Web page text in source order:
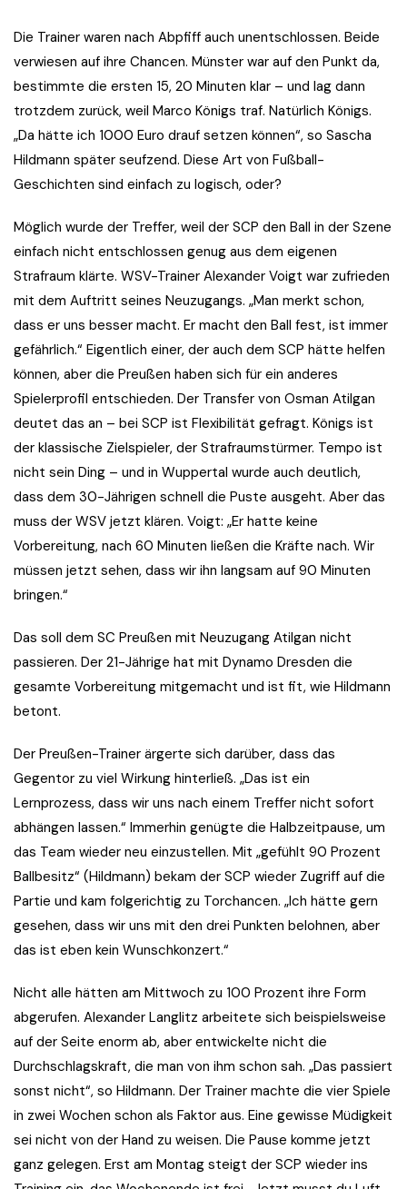
Die Trainer waren nach Abpfiff auch unentschlossen. Beide
verwiesen auf ihre Chancen. Münster war auf den Punkt da,
bestimmte die ersten 15, 20 Minuten klar – und lag dann
trotzdem zurück, weil Marco Königs traf. Natürlich Königs.
„Da hätte ich 1000 Euro drauf setzen können“, so Sascha
Hildmann später seufzend. Diese Art von Fußball-
Geschichten sind einfach zu logisch, oder?
Möglich wurde der Treffer, weil der SCP den Ball in der Szene
einfach nicht entschlossen genug aus dem eigenen
Strafraum klärte. WSV-Trainer Alexander Voigt war zufrieden
mit dem Auftritt seines Neuzugangs. „Man merkt schon,
dass er uns besser macht. Er macht den Ball fest, ist immer
gefährlich.“ Eigentlich einer, der auch dem SCP hätte helfen
können, aber die Preußen haben sich für ein anderes
Spielerprofil entschieden. Der Transfer von Osman Atilgan
deutet das an – bei SCP ist Flexibilität gefragt. Königs ist
der klassische Zielspieler, der Strafraumstürmer. Tempo ist
nicht sein Ding – und in Wuppertal wurde auch deutlich,
dass dem 30-Jährigen schnell die Puste ausgeht. Aber das
muss der WSV jetzt klären. Voigt: „Er hatte keine
Vorbereitung, nach 60 Minuten ließen die Kräfte nach. Wir
müssen jetzt sehen, dass wir ihn langsam auf 90 Minuten
bringen.“
Das soll dem SC Preußen mit Neuzugang Atilgan nicht
passieren. Der 21-Jährige hat mit Dynamo Dresden die
gesamte Vorbereitung mitgemacht und ist fit, wie Hildmann
betont.
Der Preußen-Trainer ärgerte sich darüber, dass das
Gegentor zu viel Wirkung hinterließ. „Das ist ein
Lernprozess, dass wir uns nach einem Treffer nicht sofort
abhängen lassen.“ Immerhin genügte die Halbzeitpause, um
das Team wieder neu einzustellen. Mit „gefühlt 90 Prozent
Ballbesitz“ (Hildmann) bekam der SCP wieder Zugriff auf die
Partie und kam folgerichtig zu Torchancen. „Ich hätte gern
gesehen, dass wir uns mit den drei Punkten belohnen, aber
das ist eben kein Wunschkonzert.“
Nicht alle hätten am Mittwoch zu 100 Prozent ihre Form
abgerufen. Alexander Langlitz arbeitete sich beispielsweise
auf der Seite enorm ab, aber entwickelte nicht die
Durchschlagskraft, die man von ihm schon sah. „Das passiert
sonst nicht“, so Hildmann. Der Trainer machte die vier Spiele
in zwei Wochen schon als Faktor aus. Eine gewisse Müdigkeit
sei nicht von der Hand zu weisen. Die Pause komme jetzt
ganz gelegen. Erst am Montag steigt der SCP wieder ins